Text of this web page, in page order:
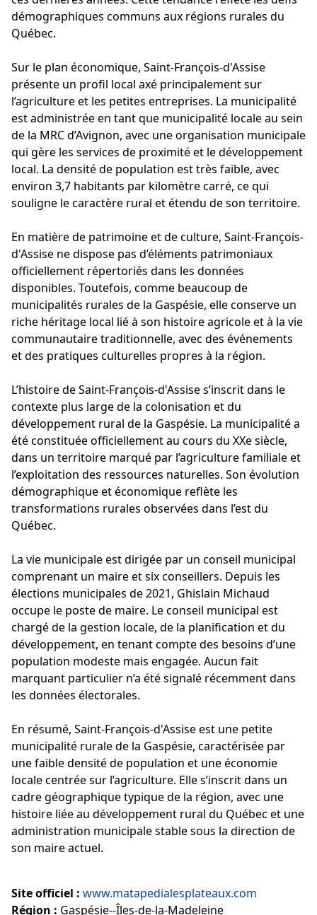
démographiques communs aux régions rurales du
Québec.
Sur le plan économique, Saint-François-d'Assise
présente un profil local axé principalement sur
l’agriculture et les petites entreprises. La municipalité
est administrée en tant que municipalité locale au sein
de la MRC d’Avignon, avec une organisation municipale
qui gère les services de proximité et le développement
local. La densité de population est très faible, avec
environ 3,7 habitants par kilomètre carré, ce qui
souligne le caractère rural et étendu de son territoire.
En matière de patrimoine et de culture, Saint-François-
d'Assise ne dispose pas d’éléments patrimoniaux
officiellement répertoriés dans les données
disponibles. Toutefois, comme beaucoup de
municipalités rurales de la Gaspésie, elle conserve un
riche héritage local lié à son histoire agricole et à la vie
communautaire traditionnelle, avec des événements
et des pratiques culturelles propres à la région.
L’histoire de Saint-François-d'Assise s’inscrit dans le
contexte plus large de la colonisation et du
développement rural de la Gaspésie. La municipalité a
été constituée officiellement au cours du XXe siècle,
dans un territoire marqué par l’agriculture familiale et
l’exploitation des ressources naturelles. Son évolution
démographique et économique reflète les
transformations rurales observées dans l’est du
Québec.
La vie municipale est dirigée par un conseil municipal
comprenant un maire et six conseillers. Depuis les
élections municipales de 2021, Ghislain Michaud
occupe le poste de maire. Le conseil municipal est
chargé de la gestion locale, de la planification et du
développement, en tenant compte des besoins d’une
population modeste mais engagée. Aucun fait
marquant particulier n’a été signalé récemment dans
les données électorales.
En résumé, Saint-François-d'Assise est une petite
municipalité rurale de la Gaspésie, caractérisée par
une faible densité de population et une économie
locale centrée sur l’agriculture. Elle s’inscrit dans un
cadre géographique typique de la région, avec une
histoire liée au développement rural du Québec et une
administration municipale stable sous la direction de
son maire actuel.
Site officiel : www.matapedialesplateaux.com
Région : Gaspésie--Îles-de-la-Madeleine